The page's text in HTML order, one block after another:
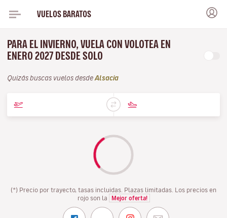
VUELOS BARATOS
PARA EL INVIERNO, VUELA CON VOLOTEA EN
ENERO 2027 DESDE SOLO
Quizás buscas vuelos desde Alsacia
(*) Precio por trayecto, tasas incluidas. Plazas limitadas. Los precios en
rojo son la
Mejor oferta!